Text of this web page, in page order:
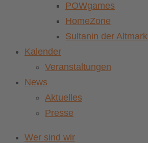
POWgames
HomeZone
Sultanin der Altmark
Kalender
Veranstaltungen
News
Aktuelles
Presse
Wer sind wir